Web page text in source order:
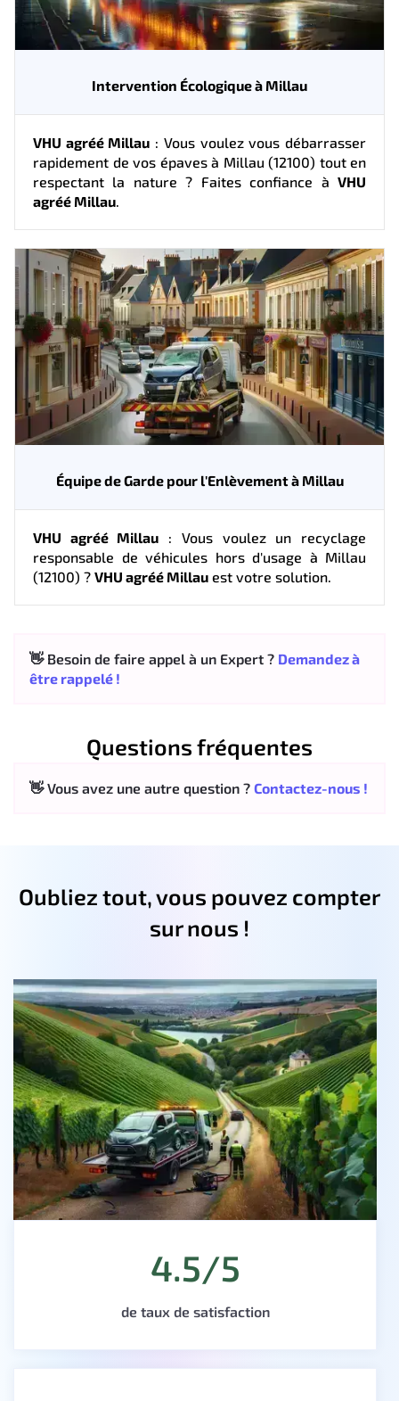
Intervention Écologique à Millau
VHU agréé Millau : Vous voulez vous débarrasser
rapidement de vos épaves à Millau (12100) tout en
respectant la nature ? Faites confiance à VHU
agréé Millau.
Équipe de Garde pour l'Enlèvement à Millau
VHU agréé Millau : Vous voulez un recyclage
responsable de véhicules hors d'usage à Millau
(12100) ? VHU agréé Millau est votre solution.
👋 Besoin de faire appel à un Expert ? Demandez à
être rappelé !
Questions fréquentes
👋 Vous avez une autre question ? Contactez-nous !
Oubliez tout, vous pouvez compter
sur nous !
4.5/5
de taux de satisfaction